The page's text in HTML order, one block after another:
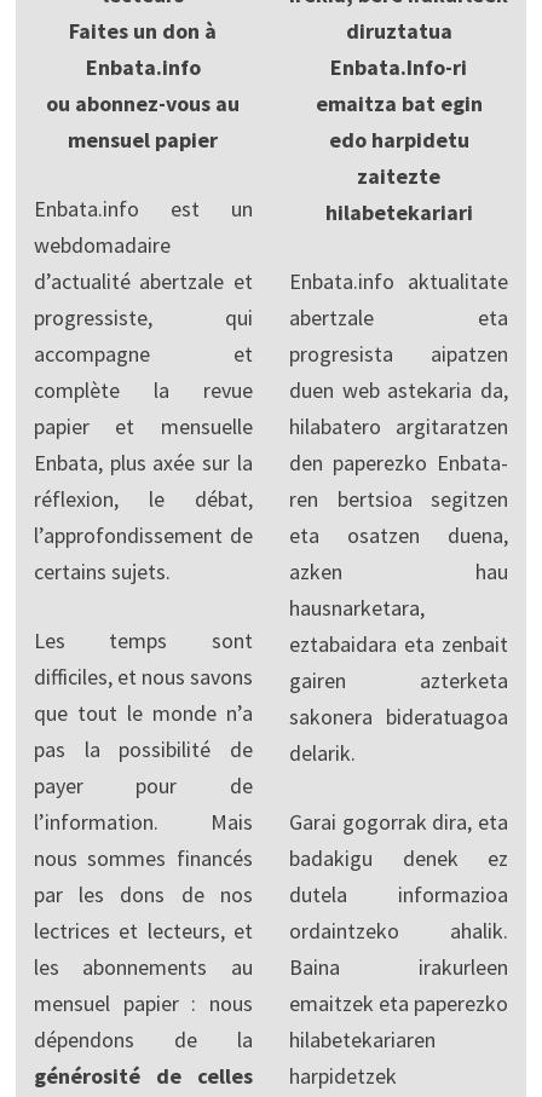
Faites un don à
Enbata.info
ou abonnez-vous au
mensuel papier
Enbata.info est un
webdomadaire
d’actualité abertzale et
progressiste, qui
accompagne et
complète la revue
papier et mensuelle
Enbata, plus axée sur la
réflexion, le débat,
l’approfondissement de
certains sujets.
Les temps sont
difficiles, et nous savons
que tout le monde n’a
pas la possibilité de
payer pour de
l’information. Mais
nous sommes financés
par les dons de nos
lectrices et lecteurs, et
les abonnements au
mensuel papier : nous
dépendons de la
générosité de celles
diruztatua
Enbata.Info-ri
emaitza bat egin
edo harpidetu
zaitezte
hilabetekariari
Enbata.info aktualitate
abertzale eta
progresista aipatzen
duen web astekaria da,
hilabatero argitaratzen
den paperezko Enbata-
ren bertsioa segitzen
eta osatzen duena,
azken hau
hausnarketara,
eztabaidara eta zenbait
gairen azterketa
sakonera bideratuagoa
delarik.
Garai gogorrak dira, eta
badakigu denek ez
dutela informazioa
ordaintzeko ahalik.
Baina irakurleen
emaitzek eta paperezko
hilabetekariaren
harpidetzek